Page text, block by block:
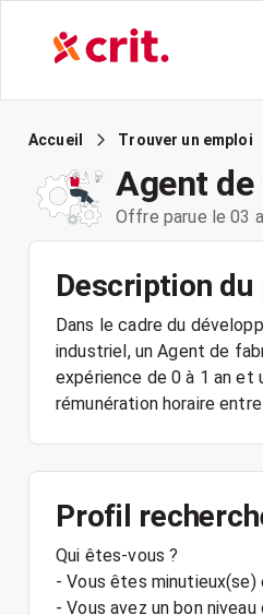
Accueil Trouver un emploi
Agent
Offre parue le 03
Description du
Dans le cadre du
industriel, un Agent de
expérience de 0 à 1 an et
Profil
Qui êtes-vous ?
- Vous êtes
- Vous avez un bon